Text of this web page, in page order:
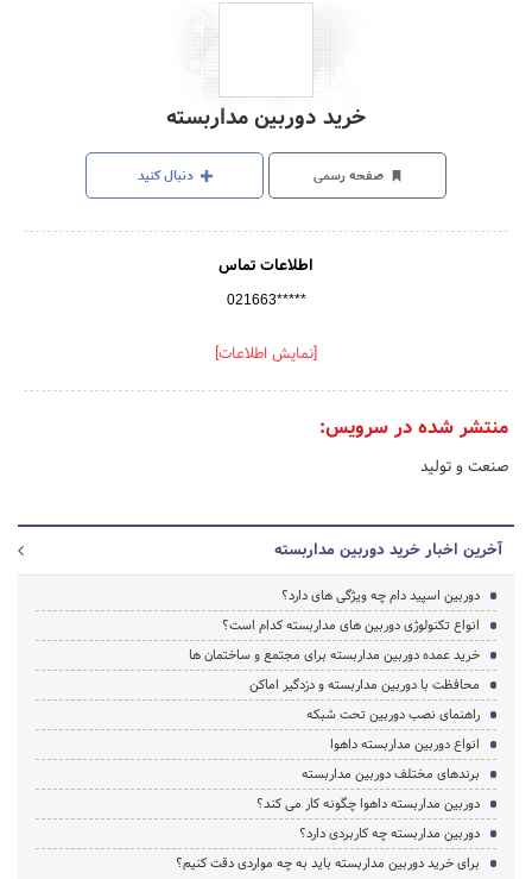
خرید دوربین مداربسته
صفحه رسمی دنبال کنید
اطلاعات تماس
021663*****
[نمایش اطلاعات]
منتشر شده در سرویس:
صنعت و تولید
آخرین اخبار خرید دوربین مداربسته
دوربین اسپید دام چه ویژگی های دارد؟
انواع تکنولوژی دوربین های مداربسته کدام است؟
خرید عمده دوربین مداربسته برای مجتمع و ساختمان ها
محافظت با دوربین مداربسته و دزدگیر اماکن
راهنمای نصب دوربین تحت شبکه
انواع دوربین مداربسته داهوا
برندهای مختلف دوربین مداربسته
دوربین مداربسته داهوا چگونه کار می کند؟
دوربین مداربسته چه کاربردی دارد؟
برای خرید دوربین مداربسته باید به چه مواردی دقت کنیم؟